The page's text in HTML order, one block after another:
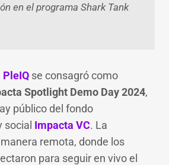
en el programa Shark Tank
PleIQ se consagró como
Spotlight Demo Day 2024,
público del fondo
social Impacta VC. La
remota, donde los
para seguir en vivo el